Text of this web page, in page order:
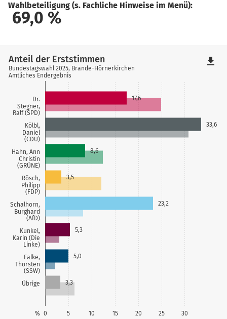
Wahlbeteiligung (s. Fachliche Hinweise im Menü):
69,0 %
Dr.
Stegner,
Ralf (SPD)
Kölbl,
Daniel
(CDU)
Hahn, Ann
Christin
(GRÜNE)
Rösch,
Philipp
(FDP)
Schalhorn,
Burghard
(AfD)
Kunkel,
Karin (Die
Linke)
Falke,
Thorsten
(SSW)
Übrige
0 5 10 15 20 25 30
%
17,6
33,6
8,6
3,5
23,2
5,3
5,0
3,3
Anteil der Erststimmen
Bundestagswahl 2025, Brande-Hörnerkirchen
Amtliches Endergebnis
file_download